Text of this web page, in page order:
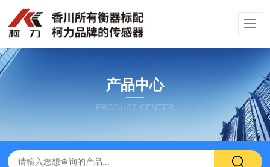
产品中心
PRODUCT CENTER